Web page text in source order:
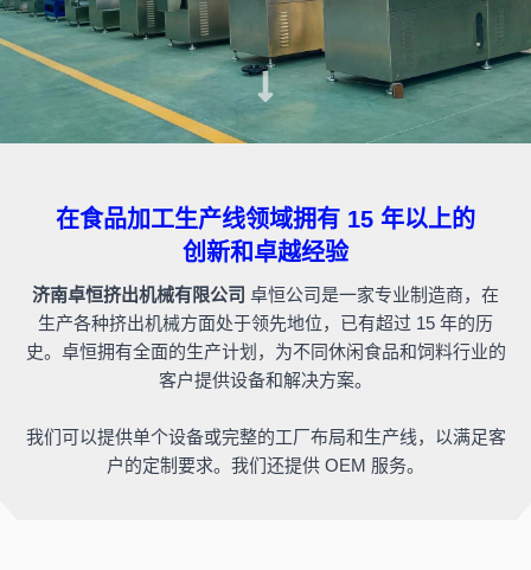
在食品加工生产线领域拥有 15 年以上的
创新和卓越经验
济南卓恒挤出机械有限公司 卓恒公司是一家专业制造商，在
生产各种挤出机械方面处于领先地位，已有超过 15 年的历
史。卓恒拥有全面的生产计划，为不同休闲食品和饲料行业的
客户提供设备和解决方案。
我们可以提供单个设备或完整的工厂布局和生产线，以满足客
户的定制要求。我们还提供 OEM 服务。